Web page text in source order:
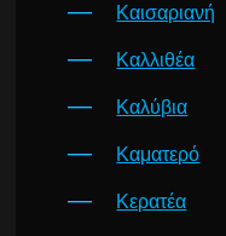
Καισαριανή
Καλλιθέα
Καλύβια
Καματερό
Κερατέα